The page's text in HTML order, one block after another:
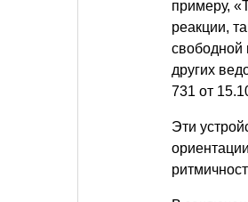
примеру,
реакции,
свободной
других
731 от
Эти